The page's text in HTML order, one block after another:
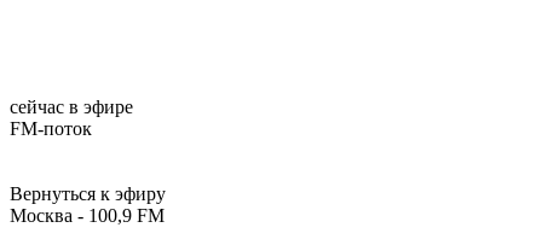
сейчас в эфире
FM-поток
Вернуться к эфиру
Москва - 100,9 FM